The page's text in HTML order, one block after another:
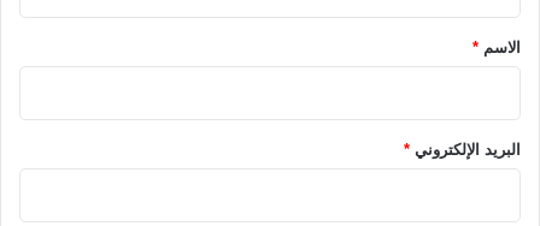
*الاسم *
البريد الإلكتروني *